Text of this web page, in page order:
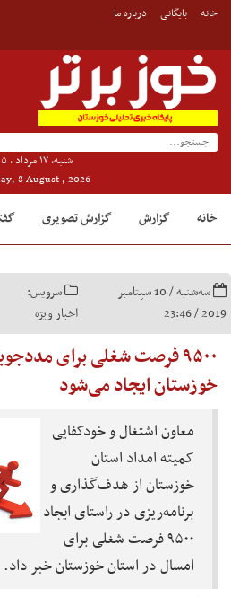
خانه بایگانی درباره ما
شنبه, ۱۷ مرداد , ۱۴۰۵
8 August , 2026
خانه گزارش گزارش تصویری
سه‌شنبه / 10 سپتامبر
2019 / 23:46
سرویس:
اخبار ویژه
۹۵۰۰ فرصت شغلی برای
خوزستان ایجاد می‌شود
معاون اشتغال و خودکفایی
کمیته امداد استان
خوزستان از هدف‌گذاری و
برنامه‌ریزی در راستای ایجاد
۹۵۰۰ فرصت شغلی برای
امسال در استان خوزستان خبر داد.